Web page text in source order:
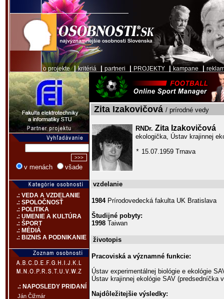
o projekte|kritériá partneri PROJEKTY kampane
v menách všade
.: VEDA A VZDELANIE
.: SPOLOČNOSŤ
.: POLITIKA
.: UMENIE A KULTÚRA
.: ŠPORT
.: MÉDIÁ
.: BIZNIS A PODNIKANIE
.: NAPOSLEDY PRIDANÍ
Ján Čižmár
Zita Izakovičová / prírodné vedy
RNDr. Zita Izakovičová
ekologička, Ústav krajinnej
* 15.07.1959 Trnava
vzdelanie
1984Prírodovedecká fakulta UK Bratislava
Študijné pobyty:
1998 Taiwan
životopis
Pracoviská a významné funkcie:
Ústav experimentálnej biológie e ekológie
Ústav krajinnej ekológie SAV (predsedníčka
Najdôležitejšie výsledky: